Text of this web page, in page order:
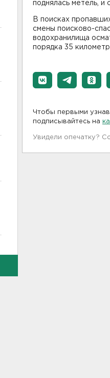
поднялась метель, и
В поисках
смены поисково-
водохранилища
порядка 35
Чтобы первыми
подписывайтесь на
Увидели опечатку?